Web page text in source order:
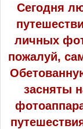
Сегодня
личных
пожалуй,
засняты